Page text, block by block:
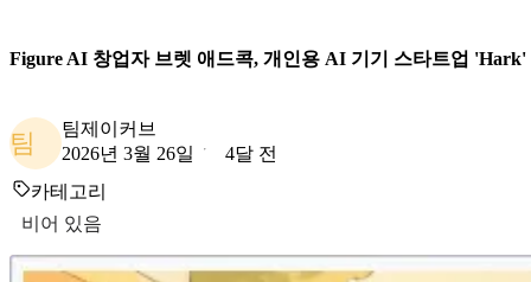
Figure AI 창업자 브렛 애드콕, 개인용 AI 기기 스타트업 'Hark'
팀
팀제이커브
2026년 3월 26일
4달 전
카테고리
비어 있음